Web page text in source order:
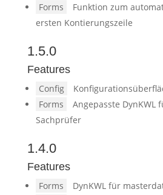
Forms
Funktion zum
ersten Kontierungszeile
1.5.0
Features
Config
Forms
Angepasste DynKWL
Sachprüfer
1.4.0
Features
Forms
DynKWL für